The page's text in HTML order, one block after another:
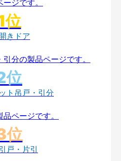
きドア
ト吊戸・引分
戸・片引